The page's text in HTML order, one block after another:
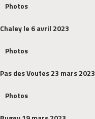
Photos
Chaley le 6 avril 2023
Photos
Pas des Voutes 23 mars 2023
Photos